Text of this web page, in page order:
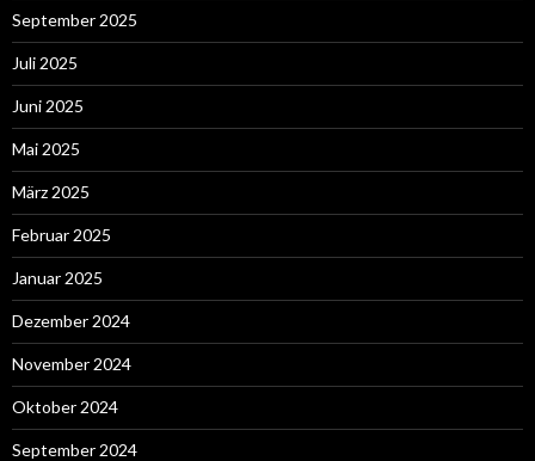
September 2025
Juli 2025
Juni 2025
Mai 2025
März 2025
Februar 2025
Januar 2025
Dezember 2024
November 2024
Oktober 2024
September 2024